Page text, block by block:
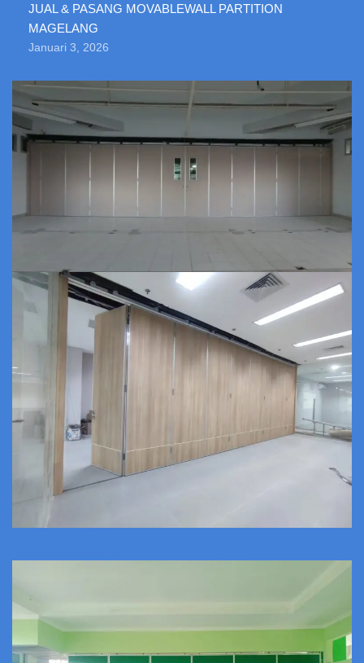
JUAL & PASANG MOVABLEWALL PARTITION
MAGELANG
Januari 3, 2026